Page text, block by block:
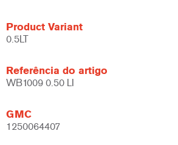
Product Variant
0.5LT
Referência do artigo
WB1009 0.50 LI
GMC
1250064407